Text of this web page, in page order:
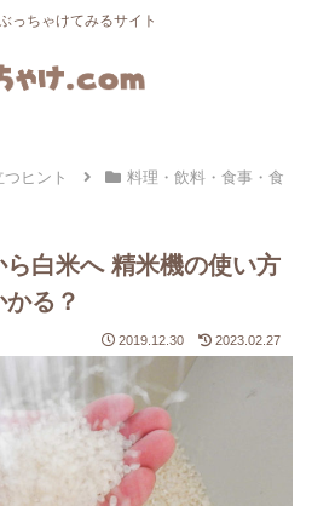
っちゃけてみるサイト
ヒント
料理・飲料・食事・食
白米へ 精米機の使い方
る？
2019.12.30 2023.02.27